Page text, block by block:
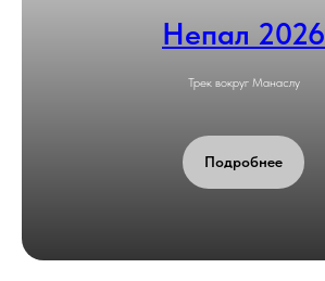
Непал 2026
Трек вокруг Манаслу
Подробнее